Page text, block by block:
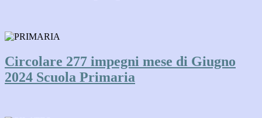
Circolare 277 impegni mese di Giugno
2024 Scuola Primaria